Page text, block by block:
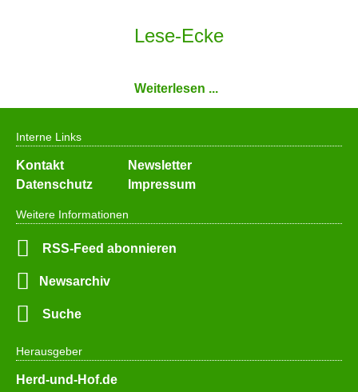
Lese-Ecke
Weiterlesen ...
Herausgeber
Herd-und-Hof.de
Weitere Informationen
RSS-Feed abonnieren
Newsarchiv
Suche
Interne Links
Navigation
überspringen
Kontakt
Newsletter
Datenschutz
Impressum